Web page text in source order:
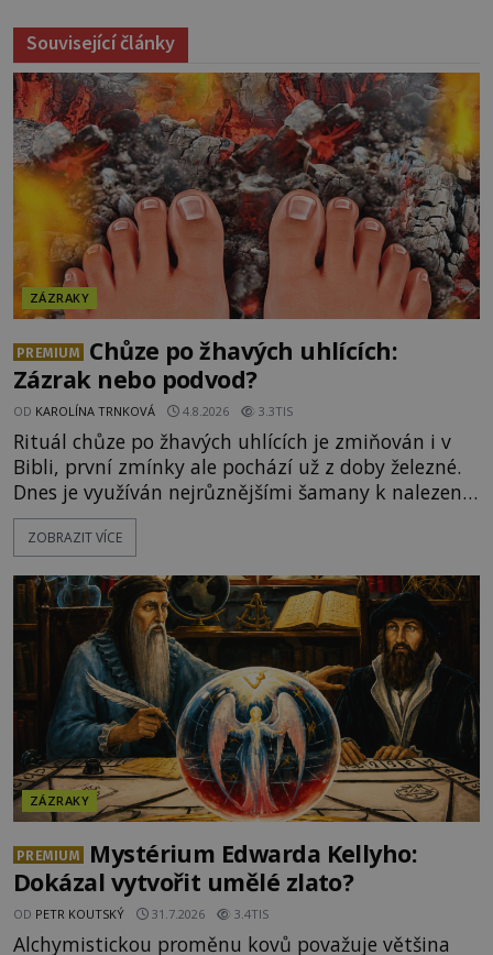
Související články
ZÁZRAKY
PREMIUM
Chůze po žhavých uhlících:
Zázrak nebo podvod?
OD KAROLÍNA TRNKOVÁ 4.8.2026 3.3TIS
Rituál chůze po žhavých uhlících je zmiňován i v
Bibli, první zmínky ale pochází už z doby železné.
Dnes je využíván nejrůznějšími šamany k nalezení
spirituální síly či vnitřního klidu. Jak funguje a proč
si při něm člověk nepopálí nohy, což bylo
nadpřirozeného? Histori
ZOBRAZIT VÍCE
ZÁZRAKY
PREMIUM
Mystérium Edwarda Kellyho:
Dokázal vytvořit umělé zlato?
OD PETR KOUTSKÝ 31.7.2026 3.4TIS
Alchymistickou proměnu kovů považuje většina